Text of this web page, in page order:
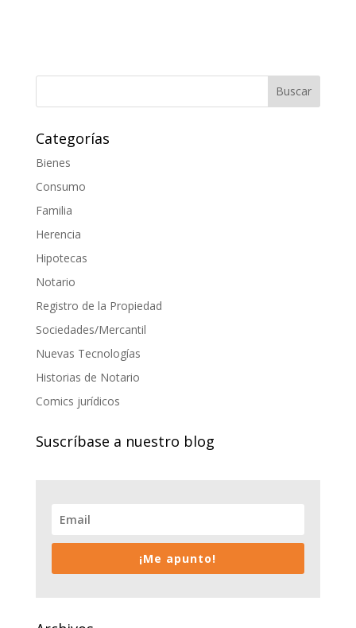
Categorías
Bienes
Consumo
Familia
Herencia
Hipotecas
Notario
Registro de la Propiedad
Sociedades/Mercantil
Nuevas Tecnologías
Historias de Notario
Comics jurídicos
Suscríbase a nuestro blog
¡Me apunto!